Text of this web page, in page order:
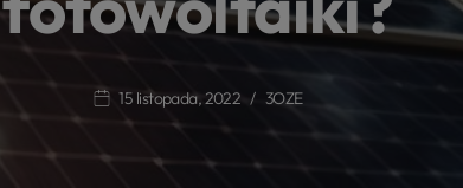
15 listopada, 2022 3OZE